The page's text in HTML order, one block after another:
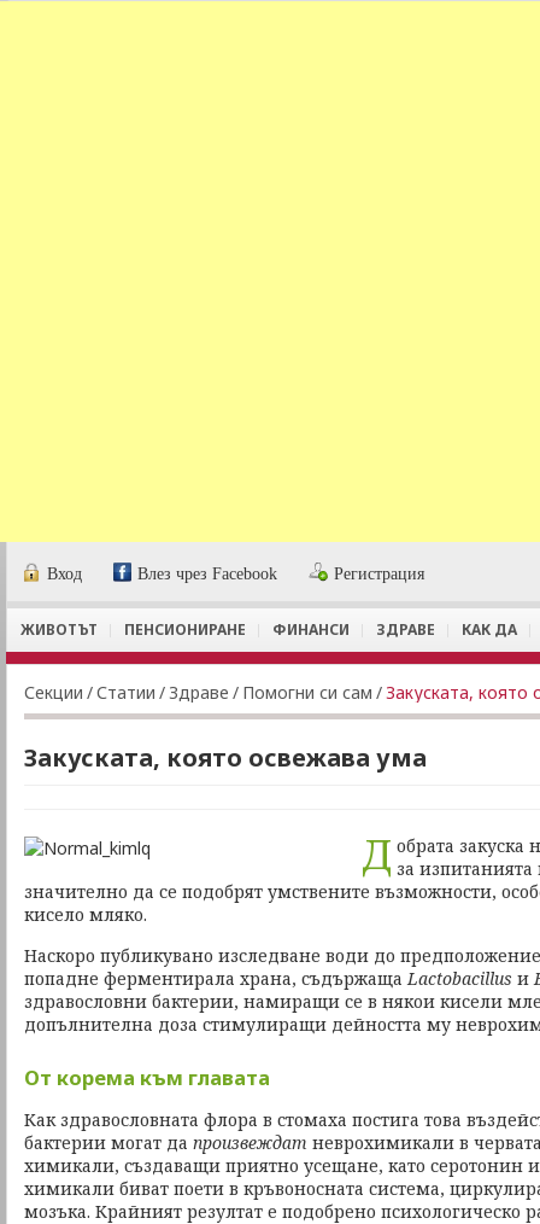
Вход Влез чрез Facebook Регистрация
ЖИВОТЪТ ПЕНСИОНИРАНЕ ФИНАНСИ ЗДРАВЕ КАК ДА
Секции /Статии / Здраве / Помогни си сам /Закуската, която
Закуската, която освежава ума
Д обрата закуска
за
значително да се подобрят умствените възможности,
кисело мляко.
Наскоро публикувано изследване води до
попадне ферментирала храна, съдържаща Lactobacillus и
здравословни бактерии, намиращи се в някои кисели
допълнителна доза стимулиращи дейността му
От корема към главата
Как здравословната флора в стомаха постига това
бактерии могат да произвеждат неврохимикали в
химикали, създаващи приятно усещане, като серотонин
химикали биват поети в кръвоносната система,
мозъка. Крайният резултат е подобрено психологическо